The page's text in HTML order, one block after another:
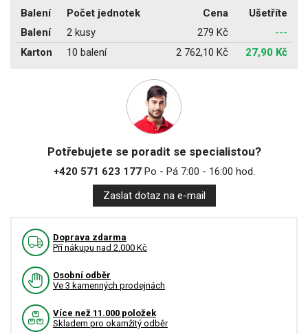
Balení Počet jednotek Cena
Ušetříte
Balení
2 kusy 279 Kč
---
Karton
10 balení 2 762,10 Kč 27,90 Kč
Potřebujete se poradit se specialistou?
+420 571 623 177Po - Pá 7:00 - 16:00 hod.
Zaslat dotaz na e-mail
Doprava zdarma
Pří nákupu nad 2.000 Kč
Osobní odběr
Ve 3 kamenných prodejnách
Více než 11.000 položek
Skladem pro okamžitý odběr